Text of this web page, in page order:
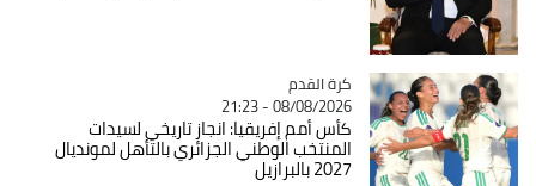
Catégorie
كرة القدم
08/08/2026 - 21:23
كأس أمم إفريقيا: انجاز تاريخي لسيدات
المنتخب الوطني الجزائري بالتأهل لمونديال
2027 بالبرازيل